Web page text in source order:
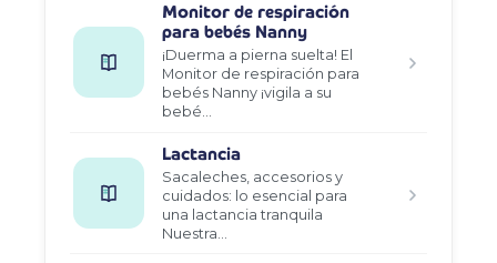
Monitor de respiración
para bebés Nanny
¡Duerma a pierna suelta! El
Monitor de respiración para
bebés Nanny ¡vigila a su
bebé…
Lactancia
Sacaleches, accesorios y
cuidados: lo esencial para
una lactancia tranquila
Nuestra…